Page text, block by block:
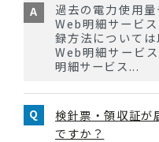
過去の電力使用
Web明細サービ
録方法について
Web明細サービ
明細サービス...
検針票・領収証が
ですか？